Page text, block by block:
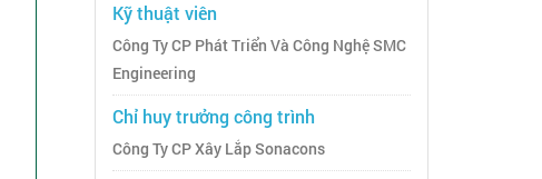
Kỹ thuật viên
Công Ty CP Phát Triển Và Công Nghệ SMC
Engineering
Chỉ huy trưởng công trình
Công Ty CP Xây Lắp Sonacons